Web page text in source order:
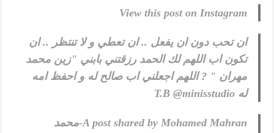
View this post on Instagram
ان تحب دون ان يفعل .. ان تعطي و لا تنتظر .. ان
تكون اب اللهم لك الحمد رزقتني بابني "زين محمد
مهران " ? اللهم اجعلني اب صالح له و احفظ امه
له T.B @minisstudio
A post shared by Mohamed Mahran-محمد